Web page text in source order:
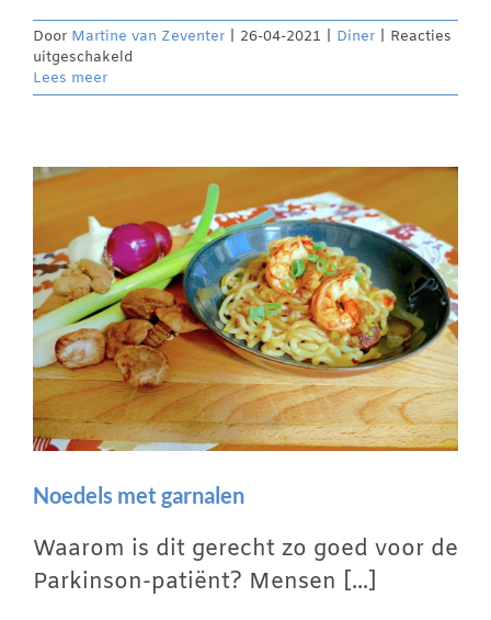
Door Martine van Zeventer | 26-04-2021 | Diner | Reacties
uitgeschakeldvoor
met
Lees meer
Noedels met garnalen
Waarom is dit gerecht zo goed voor de
Parkinson-patiënt? Mensen [...]